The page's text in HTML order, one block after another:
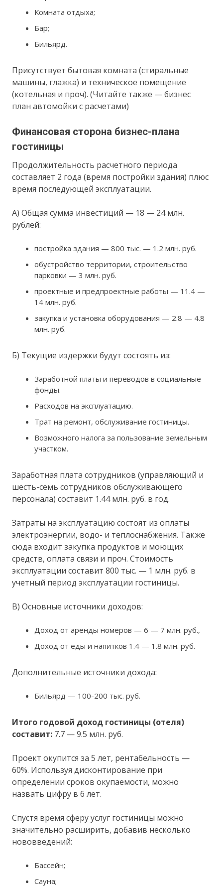
Комната отдыха;
Бар;
Бильярд.
Присутствует бытовая комната (стиральные
машины, глажка) и техническое помещение
(котельная и проч). (Читайте также — бизнес
план автомойки с расчетами)
Финансовая сторона бизнес-плана
гостиницы
Продолжительность расчетного периода
составляет 2 года (время постройки здания) плюс
время последующей эксплуатации.
А) Общая сумма инвестиций — 18 — 24 млн.
рублей:
постройка здания — 800 тыс. — 1.2 млн. руб.
обустройство территории, строительство
парковки — 3 млн. руб.
проектные и предпроектные работы — 11.4 —
14 млн. руб.
закупка и установка оборудования — 2.8 — 4.8
млн. руб.
Б) Текущие издержки будут состоять из:
Заработной платы и переводов в социальные
фонды.
Расходов на эксплуатацию.
Трат на ремонт, обслуживание гостиницы.
Возможного налога за пользование земельным
участком.
Заработная плата сотрудников (управляющий и
шесть-семь сотрудников обслуживающего
персонала) составит 1.44 млн. руб. в год.
Затраты на эксплуатацию состоят из оплаты
электроэнергии, водо- и теплоснабжения. Также
сюда входит закупка продуктов и моющих
средств, оплата связи и проч. Стоимость
эксплуатации составит 800 тыс. — 1 млн. руб. в
учетный период эксплуатации гостиницы.
В) Основные источники доходов:
Доход от аренды номеров — 6 — 7 млн. руб.,
Доход от еды и напитков 1.4 — 1.8 млн. руб.
Дополнительные источники дохода:
Бильярд — 100-200 тыс. руб.
Итого годовой доход гостиницы (отеля)
составит: 7.7 — 9.5 млн. руб.
Проект окупится за 5 лет, рентабельность —
60%. Используя дисконтирование при
определении сроков окупаемости, можно
назвать цифру в 6 лет.
Спустя время сферу услуг гостиницы можно
значительно расширить, добавив несколько
нововведений:
Бассейн;
Сауна;